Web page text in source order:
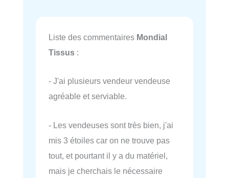
Liste des commentaires Mondial
Tissus :
- J'ai plusieurs vendeur vendeuse
agréable et serviable.
- Les vendeuses sont très bien, j'ai
mis 3 étoiles car on ne trouve pas
tout, et pourtant il y a du matériel,
mais je cherchais le nécessaire